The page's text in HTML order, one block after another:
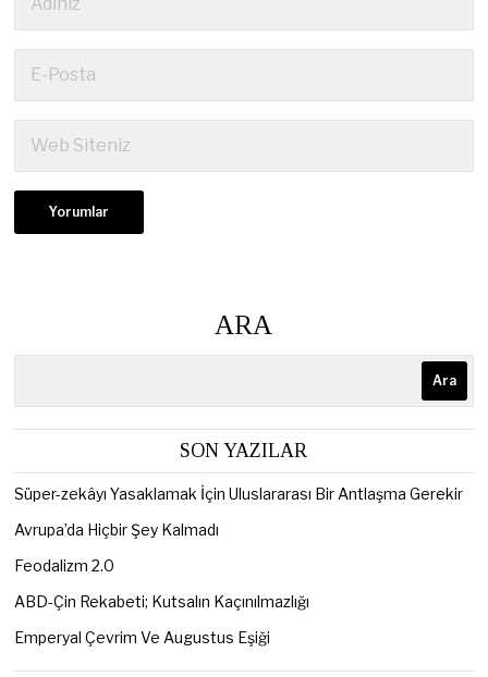
ARA
Ara
SON YAZILAR
Süper-zekâyı Yasaklamak İçin Uluslararası Bir Antlaşma Gerekir
Avrupa’da Hiçbir Şey Kalmadı
Feodalizm 2.0
ABD-Çin Rekabeti; Kutsalın Kaçınılmazlığı
Emperyal Çevrim Ve Augustus Eşiği